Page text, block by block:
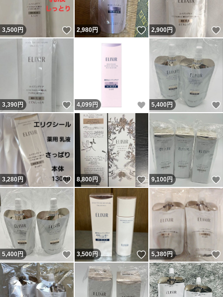
3,500円 いいね！
2,980円 いいね！
2,900円
3,390円 いいね！
4,099円 いいね！
5,400円
3,280円 いいね！
8,800円 いいね！
9,100円
5,400円 いいね！
3,500円 いいね！
5,380円